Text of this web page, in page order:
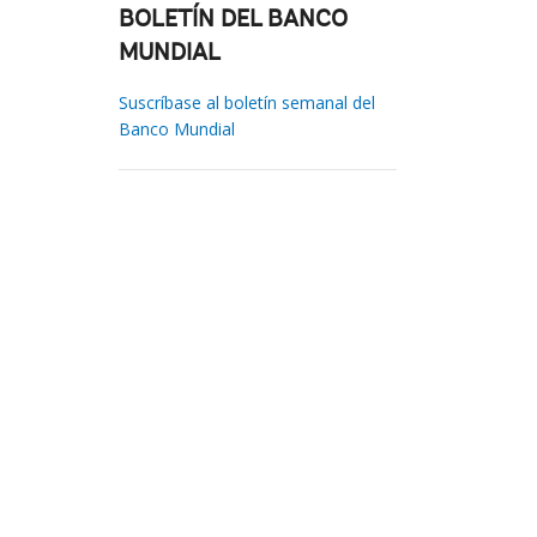
BOLETÍN DEL BANCO
MUNDIAL
Suscríbase al boletín semanal del
Banco Mundial